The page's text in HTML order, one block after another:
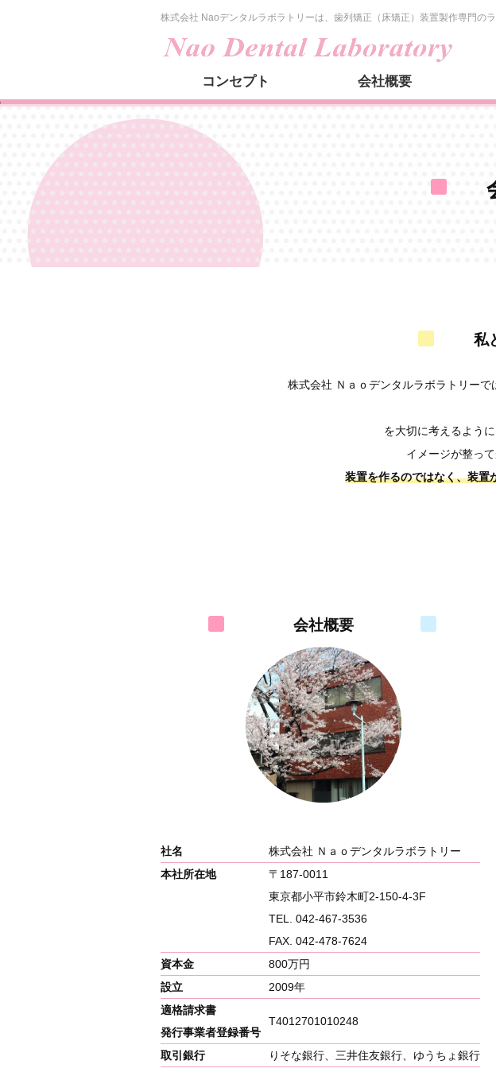
株式会社 Naoデンタルラボラトリーは、歯列矯正（床矯正）装置製作専門のラ
コンセプト 会社概要
私
株式会社 Ｎａｏデンタルラボラトリー
を大切に考えるよう
イメージが整っ
装置を作るのではなく、装置
会社概要
社名
株式会社 Ｎａｏデンタルラボラトリー
本社所在地
〒187-0011
東京都小平市鈴木町2-150-4-3F
TEL. 042-467-3536
FAX. 042-478-7624
資本金
800万円
設立
2009年
適格請求書
発行事業者登録番号
T4012701010248
取引銀行 りそな銀行、三井住友銀行、ゆうちょ銀行